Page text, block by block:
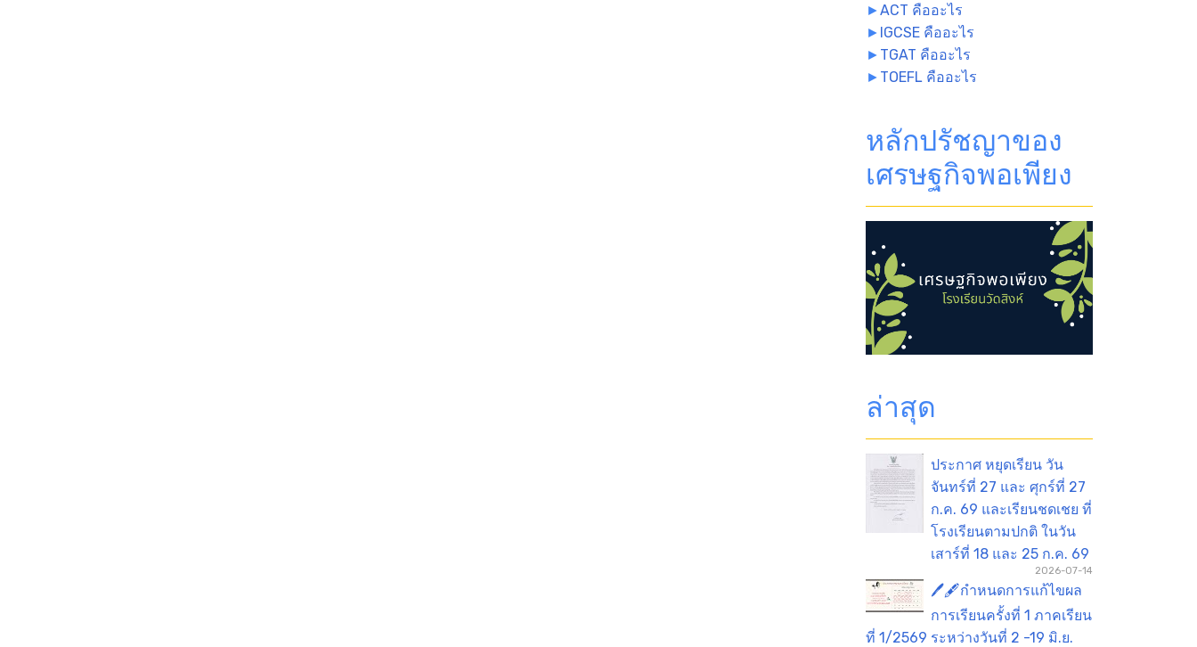
►ACT คืออะไร
► IGCSE คืออะไร
► TGAT คืออะไร
► TOEFL คืออะไร
หลักปรัชญาของ
เศรษฐกิจพอเพียง
ล่าสุด
ประกาศ หยุดเรียน วัน
จันทร์ที่ 27 และ ศุกร์ที่ 27
ก.ค. 69 และเรียนชดเชย ที่
โรงเรียนตามปกติ ในวัน
เสาร์ที่ 18 และ 25 ก.ค. 69
2026-07-14
🖊️🖋️กำหนดการแก้ไขผล
การเรียนครั้งที่ 1 ภาคเรียน
ที่ 1/2569 ระหว่างวันที่ 2 -19 มิ.ย.